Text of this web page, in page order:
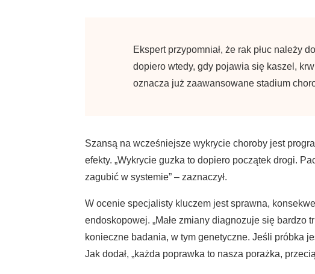
Ekspert przypomniał, że rak płuc należy
dopiero wtedy, gdy pojawia się kaszel,
oznacza już zaawansowane stadium
Szansą na wcześniejsze wykrycie choroby jest
efekty. „Wykrycie guzka to dopiero początek drogi.
zagubić w systemie” – zaznaczył.
W ocenie specjalisty kluczem jest sprawna,
endoskopowej. „Małe zmiany diagnozuje się bardzo
konieczne badania, w tym genetyczne. Jeśli próbka
Jak dodał, „każda poprawka to nasza porażka,